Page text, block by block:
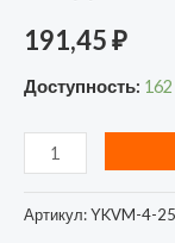
191,45₽
Доступность:
Артикул:YKVM-4-